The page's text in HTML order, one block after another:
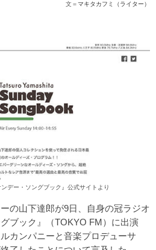
文＝マキタカフミ（ライター）
デー・ソングブック』公式サイトより
の山下達郎が9日、自身の冠ラジオ
ブック』（TOKYO FM）に出演
カンパニーと音楽プロデューサ